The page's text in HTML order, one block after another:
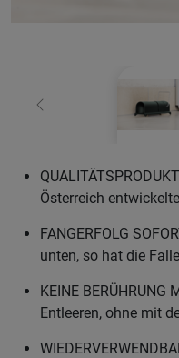
Zurück
Österreich
FANGERFOLG
unten, so hat die
KEINE
Entleeren, ohne mit